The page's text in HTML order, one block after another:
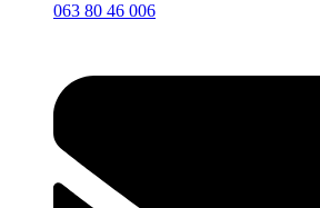
063 80 46 006